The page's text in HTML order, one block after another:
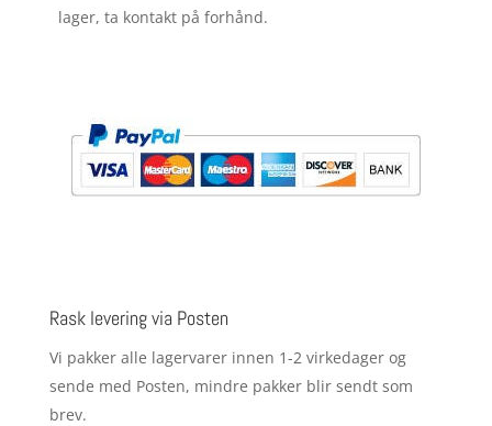
lager, ta kontakt på forhånd.
Rask levering via Posten
Vi pakker alle lagervarer innen 1-2 virkedager og
sende med Posten, mindre pakker blir sendt som
brev.